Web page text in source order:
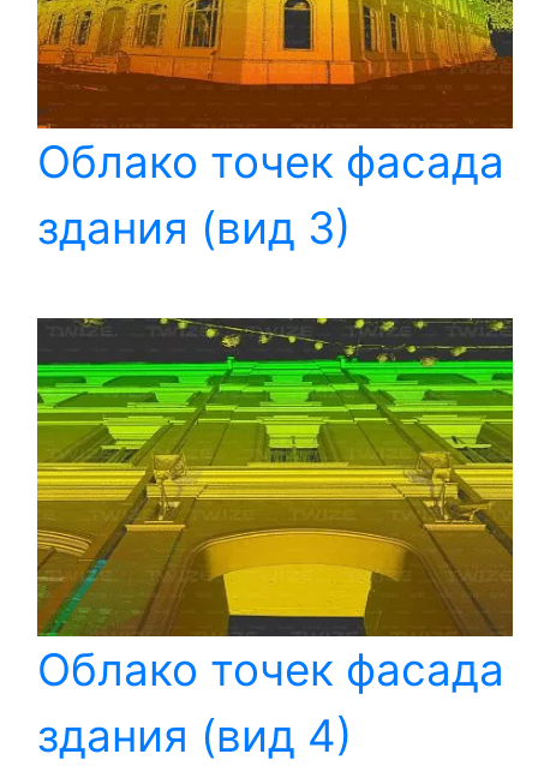
Облако точек фасада
здания (вид 3)
Облако точек фасада
здания (вид 4)